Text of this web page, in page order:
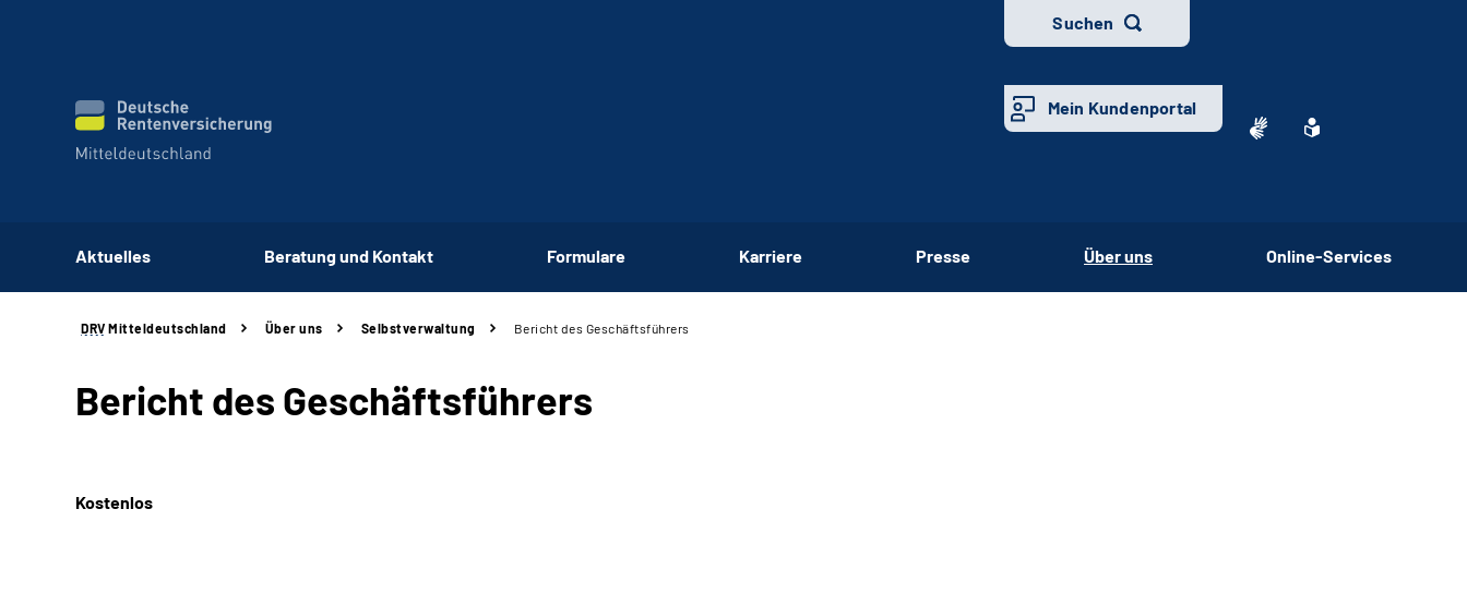
Suchen
Mein Kundenportal
Aktuelles Beratung und Kontakt Formulare Karriere Presse Über uns Online-Services
DRV Mitteldeutschland Über uns Selbstverwaltung Bericht des Geschäftsführers
Bericht des Geschäftsführers
Kostenlos